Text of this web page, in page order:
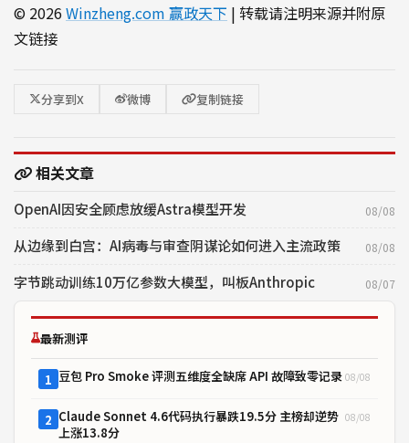
© 2026 Winzheng.com 赢政天下 | 转载请注明来源并附原
文链接
分享到X 微博 复制链接
相关文章
OpenAI因安全顾虑放缓Astra模型开发 08/08
从边缘到白宫：AI病毒与审查阴谋论如何进入主流政策 08/08
字节跳动训练10万亿参数大模型，叫板Anthropic 08/07
最新测评
1 豆包 Pro Smoke 评测五维度全缺席 API 故障致零记录 08/08
2 Claude Sonnet 4.6代码执行暴跌19.5分 主榜却逆势
上涨13.8分
08/08